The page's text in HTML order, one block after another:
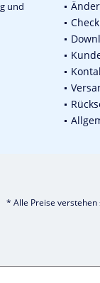
und
* Alle Preise